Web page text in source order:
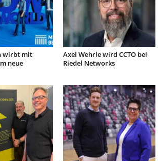
wirbt mit
neue
Axel Wehrle wird CCTO bei
Riedel Networks